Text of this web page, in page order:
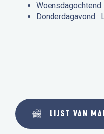
Donderdagavond :
LIJST VAN